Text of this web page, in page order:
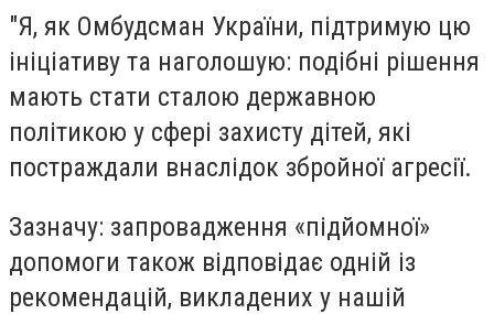
"Я, як Омбудсман України, підтримую цю
ініціативу та наголошую: подібні рішення
мають стати сталою державною
політикою у сфері захисту дітей, які
постраждали внаслідок збройної агресії.
Зазначу: запровадження «підйомної»
допомоги також відповідає одній із
рекомендацій, викладених у нашій